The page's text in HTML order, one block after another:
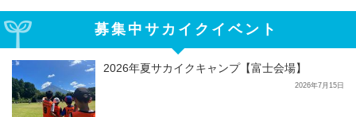
募集中サカイクイベント
2026年夏サカイクキャンプ【富士会場】
2026年7月15日